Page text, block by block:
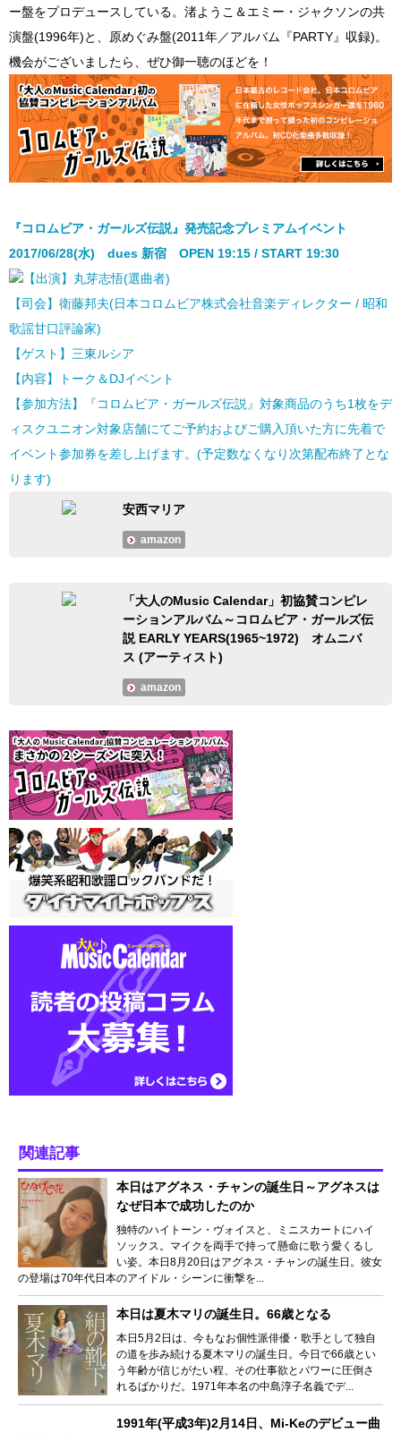
ー盤をプロデュースしている。渚ようこ＆エミー・ジャクソンの共
演盤(1996年)と、原めぐみ盤(2011年／アルバム『PARTY』収録)。
機会がございましたら、ぜひ御一聴のほどを！
『コロムビア・ガールズ伝説』発売記念プレミアムイベント
2017/06/28(水) dues 新宿 OPEN 19:15 / START 19:30
【出演】丸芽志悟(選曲者)
【司会】衛藤邦夫(日本コロムビア株式会社音楽ディレクター / 昭和
歌謡甘口評論家)
【ゲスト】三東ルシア
【内容】トーク＆DJイベント
【参加方法】『コロムビア・ガールズ伝説』対象商品のうち1枚をデ
ィスクユニオン対象店舗にてご予約およびご購入頂いた方に先着で
イベント参加券を差し上げます。(予定数なくなり次第配布終了とな
ります)
安西マリア
amazon
「大人のMusic Calendar」初協賛コンピレ
ーションアルバム～コロムビア・ガールズ伝
説 EARLY YEARS(1965~1972) オムニバ
ス (アーティスト)
amazon
関連記事
本日はアグネス・チャンの誕生日～アグネスは
なぜ日本で成功したのか
独特のハイトーン・ヴォイスと、ミニスカートにハイ
ソックス。マイクを両手で持って懸命に歌う愛くるし
い姿。本日8月20日はアグネス・チャンの誕生日。彼女
の登場は70年代日本のアイドル・シーンに衝撃を...
本日は夏木マリの誕生日。66歳となる
本日5月2日は、今もなお個性派俳優・歌手として独自
の道を歩み続ける夏木マリの誕生日。今日で66歳とい
う年齢が信じがたい程、その仕事欲とパワーに圧倒さ
れるばかりだ。1971年本名の中島淳子名義でデ...
1991年(平成3年)2月14日、Mi-Keのデビュー曲